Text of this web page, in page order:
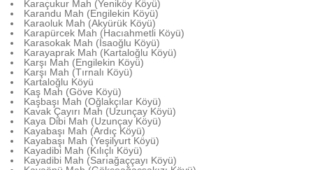
Karaçukur Mah (Yeniköy Köyü)
Karandu Mah (Engilekin Köyü)
Karaoluk Mah (Akyürük Köyü)
Karapürcek Mah (Hacıahmetli Köyü)
Karasokak Mah (İsaoğlu Köyü)
Karayaprak Mah (Kartaloğlu Köyü)
Karşı Mah (Engilekin Köyü)
Karşı Mah (Tırnalı Köyü)
Kartaloğlu Köyü
Kaş Mah (Göve Köyü)
Kaşbaşı Mah (Oğlakçılar Köyü)
Kavak Çayırı Mah (Uzunçay Köyü)
Kaya Dibi Mah (Uzunçay Köyü)
Kayabaşı Mah (Ardıç Köyü)
Kayabaşı Mah (Yeşilyurt Köyü)
Kayadibi Mah (Kılıçlı Köyü)
Kayadibi Mah (Sarıağaççayı Köyü)